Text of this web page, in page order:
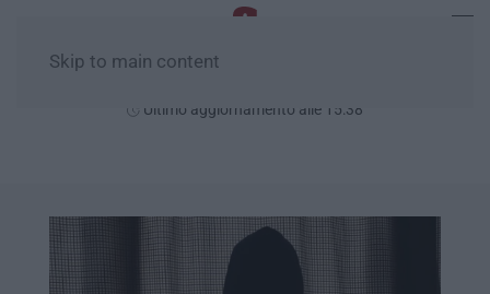
Skip to main content
Ultimo aggiornamento alle 15:38